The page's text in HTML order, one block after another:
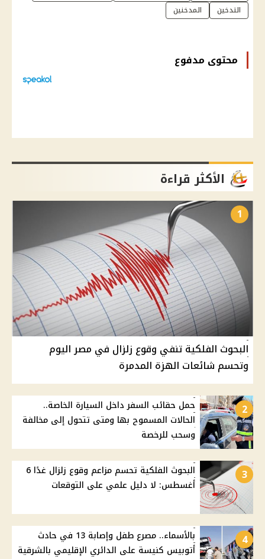
التدخين
المدخنين
محتوى مدفوع
الأكثر قراءة
1
البحوث الفلكية تنفي وقوع زلزال في مصر اليوم
وتحسم شائعات الهزة المدمرة
2
حمل حقائب السفر داخل السيارة الخاصة..
الحالات المسموح بها ومتى تتحول إلى مخالفة
وسحب للرخصة
3
البحوث الفلكية تحسم مزاعم وقوع زلزال غدًا 6
أغسطس: لا دليل علمي على التوقعات
4
بالأسماء.. مصرع طفل وإصابة 13 في حادث
أتوبيس كنيسة على الدائري الإقليمي بالشرقية